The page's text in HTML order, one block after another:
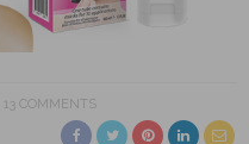
13 COMMENTS